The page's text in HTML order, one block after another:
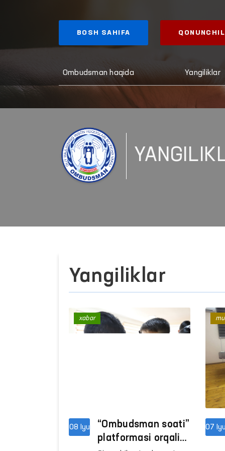
BOSH SAHIFA
Ombudsman haqida Yangiliklar
Yangiliklar
08 Iyu
“Ombudsman soati”
platformasi orqali
xabar
07 Iyu